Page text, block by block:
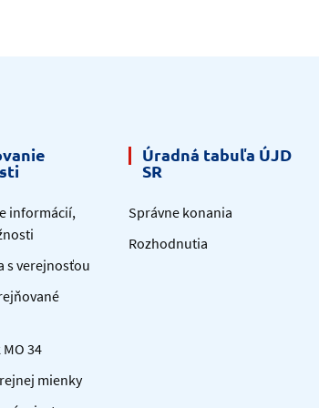
informácií,
s verejnosťou
34
mienky
Úradná tabuľa ÚJD
SR
Správne konania
Rozhodnutia